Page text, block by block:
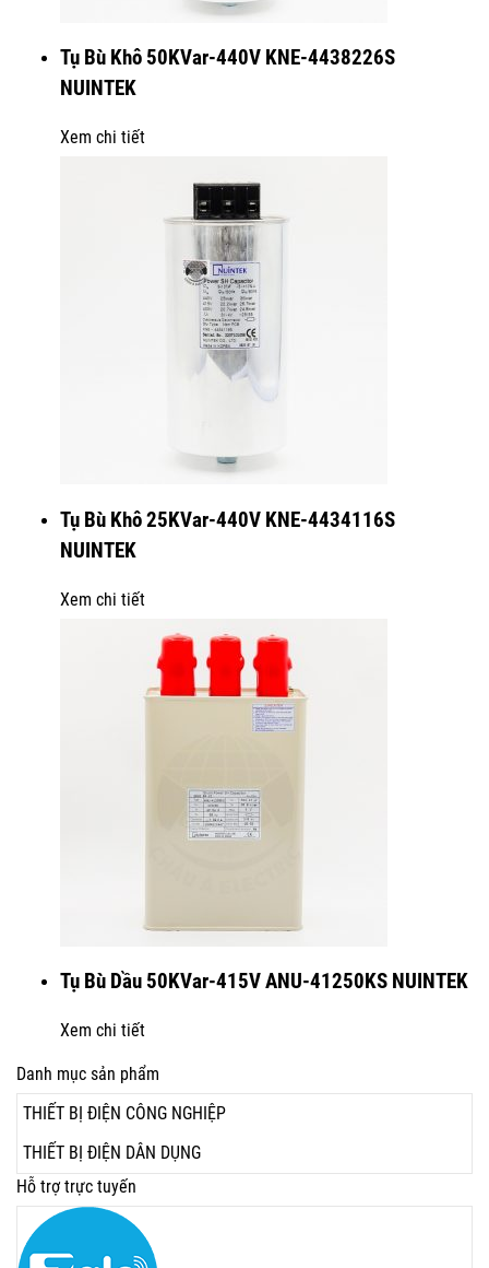
Danh mục sản phẩm
THIẾT BỊ ĐIỆN CÔNG NGHIỆP
THIẾT BỊ ĐIỆN DÂN DỤNG
Hỗ trợ trực tuyến
Tụ Bù Khô 50KVar-440V KNE-4438226S
NUINTEK
Xem chi tiết
Tụ Bù Khô 25KVar-440V KNE-4434116S
NUINTEK
Xem chi tiết
Tụ Bù Dầu 50KVar-415V ANU-41250KS NUINTEK
Xem chi tiết